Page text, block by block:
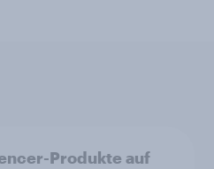
Produkte auf